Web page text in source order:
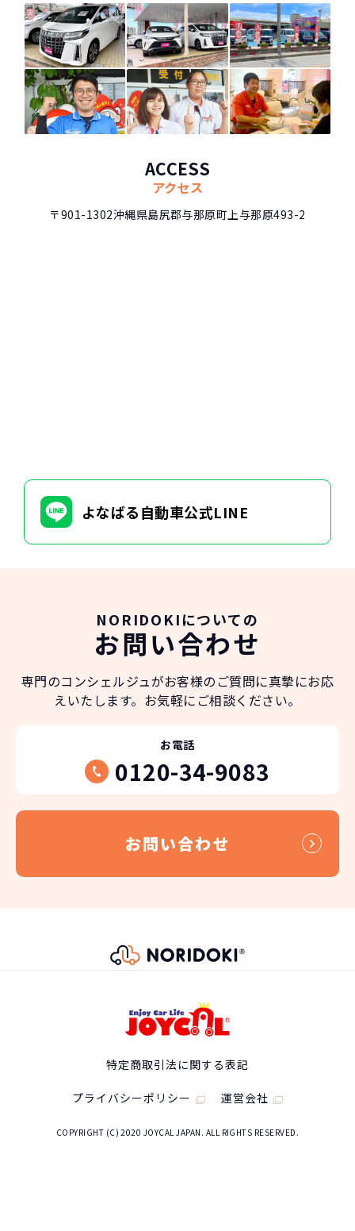
ACCESS
アクセス
〒901-1302沖縄県島尻郡与那原町上与那原493-2
よなばる自動車公式LINE
NORIDOKIについての
お問い合わせ
専門のコンシェルジュがお客様のご質問に真摯にお応
えいたします。 お気軽にご相談ください。
お電話
0120-34-9083
お問い合わせ
特定商取引法に関する表記
プライバシーポリシー 運営会社
COPYRIGHT (C) 2020 JOYCAL JAPAN. ALL RIGHTS RESERVED.